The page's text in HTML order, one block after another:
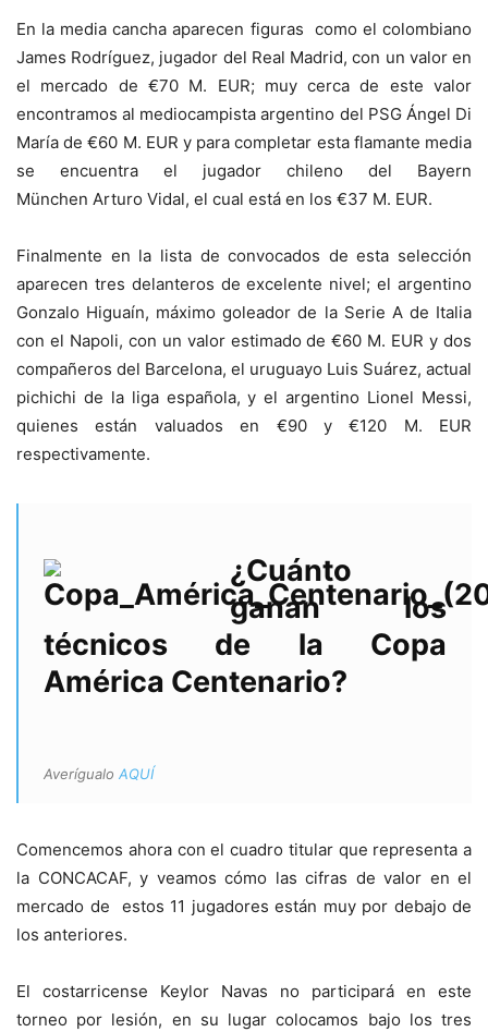
En la media cancha aparecen figuras como el colombiano
James Rodríguez, jugador del Real Madrid, con un valor en
el mercado de €70 M. EUR; muy cerca de este valor
encontramos al mediocampista argentino del PSG Ángel Di
María de€60 M. EUR y para completar esta flamante media
se encuentra el jugador chileno del Bayern
München Arturo Vidal, el cual está en los €37 M. EUR.
Finalmente en la lista de convocados de esta selección
aparecen tres delanteros de excelente nivel; el argentino
Gonzalo Higuaín, máximo goleador de la Serie A de Italia
con el Napoli, con un valor estimado de€60 M. EUR y dos
compañeros del Barcelona, el uruguayo Luis Suárez, actual
pichichi de la liga española, y el argentino Lionel Messi,
quienes están valuados en €90 y€120 M. EUR
respectivamente.
¿Cuánto
ganan los
técnicos de la Copa
América Centenario?
Averígualo AQUÍ
Comencemos ahora con el cuadro titular que representa a
la CONCACAF, y veamos cómo las cifras de valor en el
mercado de estos 11 jugadores están muy por debajo de
los anteriores.
El costarricense Keylor Navas no participará en este
torneo por lesión, en su lugar colocamos bajo los tres